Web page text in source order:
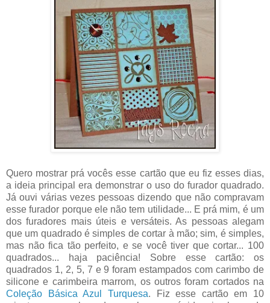
Quero mostrar prá vocês esse cartão que eu fiz esses dias,
a ideia principal era demonstrar o uso do furador quadrado.
Já ouvi várias vezes pessoas dizendo que não compravam
esse furador porque ele não tem utilidade... E prá mim, é um
dos furadores mais úteis e versáteis. As pessoas alegam
que um quadrado é simples de cortar à mão; sim, é simples,
mas não fica tão perfeito, e se você tiver que cortar... 100
quadrados... haja paciência! Sobre esse cartão: os
quadrados 1, 2, 5, 7 e 9 foram estampados com carimbo de
silicone e carimbeira marrom, os outros foram cortados na
Coleção Básica Azul Turquesa. Fiz esse cartão em 10